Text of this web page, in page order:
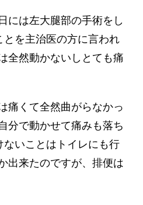
には左大腿部の手術をし
を主治医の方に言われ
全然動かないしとても痛
痛くて全然曲がらなかっ
分で動かせて痛みも落ち
いことはトイレにも行
出来たのですが、排便は